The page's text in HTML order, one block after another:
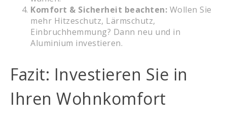
Komfort & Sicherheit beachten: Wollen Sie
mehr Hitzeschutz, Lärmschutz,
Einbruchhemmung? Dann neu und in
Aluminium investieren.
Fazit: Investieren Sie in
Ihren Wohnkomfort